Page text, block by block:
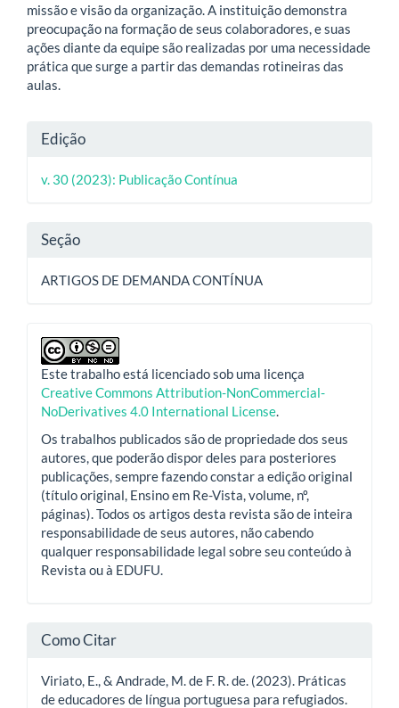
missão e visão da organização. A instituição demonstra
preocupação na formação de seus colaboradores, e suas
ações diante da equipe são realizadas por uma necessidade
prática que surge a partir das demandas rotineiras das
aulas.
Detalhes
do
artigo
Edição
v. 30 (2023): Publicação Contínua
Seção
ARTIGOS DE DEMANDA CONTÍNUA
Este trabalho está licenciado sob uma licença
Creative Commons Attribution-NonCommercial-
NoDerivatives 4.0 International License
Os trabalhos publicados são de propriedade dos seus
autores, que poderão dispor deles para posteriores
publicações, sempre fazendo constar a edição original
(título original, Ensino em Re-Vista, volume, nº,
páginas). Todos os artigos desta revista são de inteira
responsabilidade de seus autores, não cabendo
qualquer responsabilidade legal sobre seu conteúdo à
Revista ou à EDUFU.
Como Citar
Viriato, E., & Andrade, M. de F. R. de. (2023). Práticas
de educadores de língua portuguesa para refugiados.